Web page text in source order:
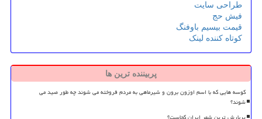
طراحی سایت
فیش حج
قیمت بیسیم باوفنگ
کوتاه کننده لینک
پربیننده ترین ها
کوسه هایی که با اسم اوزون برون و شیرماهی به مردم فروخته می شوند چه طور صید می
شوند؟